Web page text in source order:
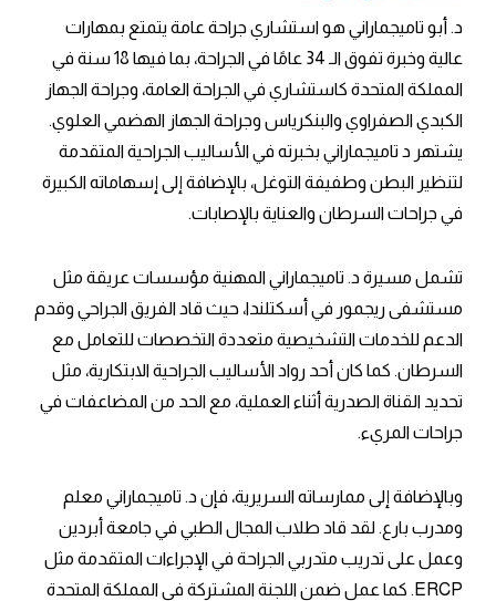
د. أبو تاميجماراني هو استشاري جراحة عامة يتمتع بمهارات
عالية وخبرة تفوق الـ 34 عامًا في الجراحة، بما فيها 18 سنة في
المملكة المتحدة كاستشاري في الجراحة العامة، وجراحة الجهاز
الكبدي الصفراوي والبنكرياس وجراحة الجهاز الهضمي العلوي.
يشتهر د تاميجماراني بخبرته في الأساليب الجراحية المتقدمة
لتنظير البطن وطفيفة التوغل، بالإضافة إلى إسهاماته الكبيرة
في جراحات السرطان والعناية بالإصابات.
تشمل مسيرة د. تاميجماراني المهنية مؤسسات عريقة مثل
مستشفى ريجمور في أسكتلندا، حيث قاد الفريق الجراحي وقدم
الدعم للخدمات التشخيصية متعددة التخصصات للتعامل مع
السرطان. كما كان أحد رواد الأساليب الجراحية الابتكارية، مثل
تحديد القناة الصدرية أثناء العملية، مع الحد من المضاعفات في
جراحات المريء.
وبالإضافة إلى ممارساته السريرية، فإن د. تاميجماراني معلم
ومدرب بارع. لقد قاد طلاب المجال الطبي في جامعة أبردين
وعمل على تدريب متدربي الجراحة في الإجراءات المتقدمة مثل
ERCP. كما عمل ضمن اللجنة المشتركة في المملكة المتحدة